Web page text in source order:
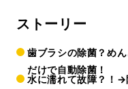
ストーリー
歯ブラシの除菌？め
だけで自動除菌！
水に濡れて故障？！